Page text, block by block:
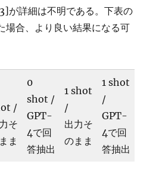
が詳細は不明である。下表の
場合、より良い結果になる可
/
そ
ま
0
shot /
GPT-
4で回
答抽出
1 shot
/
出力そ
のまま
1 shot
/
GPT-
4で回
答抽出